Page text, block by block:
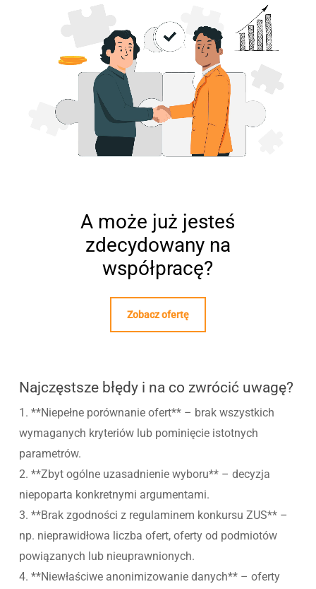
A może już jesteś
zdecydowany na
współpracę?
Zobacz ofertę
Najczęstsze błędy i na co zwrócić uwagę?
1. **Niepełne porównanie ofert** – brak wszystkich
wymaganych kryteriów lub pominięcie istotnych
parametrów.
2. **Zbyt ogólne uzasadnienie wyboru** – decyzja
niepoparta konkretnymi argumentami.
3. **Brak zgodności z regulaminem konkursu ZUS** –
np. nieprawidłowa liczba ofert, oferty od podmiotów
powiązanych lub nieuprawnionych.
4. **Niewłaściwe anonimizowanie danych** – oferty